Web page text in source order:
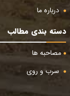
درباره ما
دسته بندی مطالب
مصاحبه ها
سرب و روی